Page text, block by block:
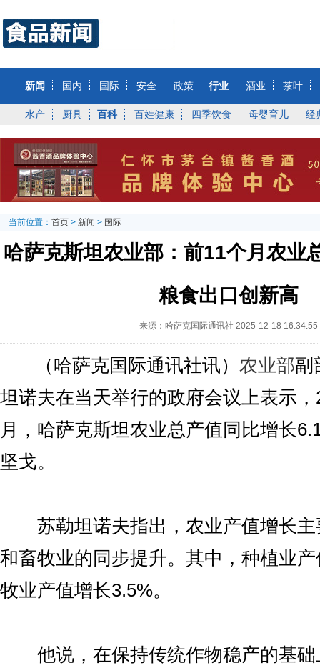
新闻 国内 国际 安全 政策 行业 酒业 茶叶
水产 厨具 百科 百姓健康 四季饮食 母婴育儿 经
当前位置： 首页 > 新闻 > 国际
哈萨克斯坦农业部：前11个月农业
粮食出口创新高
来源：哈萨克国际通讯社 2025-12-18 16:34:55
（哈萨克国际通讯社讯） 农业部副
坦诺夫在当天举行的政府会议上表示
月，哈萨克斯坦农业总产值同比增长
坚戈。
苏勒坦诺夫指出，农业产值增长主
和畜牧业的同步提升。其中，种植业
牧业产值增长3.5%。
他说，在保持传统作物稳产的基础